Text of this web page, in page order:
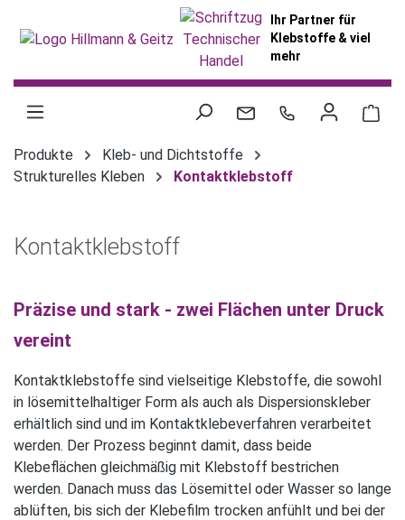
Ihr Partner für
Klebstoffe & viel
mehr
Produkte
Kleb- und Dichtstoffe
Strukturelles Kleben
Kontaktklebstoff
Kontaktklebstoff
Präzise und stark - zwei Flächen unter Druck
vereint
Kontaktklebstoffe sind vielseitige Klebstoffe, die sowohl
in lösemittelhaltiger Form als auch als Dispersionskleber
erhältlich sind und im Kontaktklebeverfahren verarbeitet
werden. Der Prozess beginnt damit, dass beide
Klebeflächen gleichmäßig mit Klebstoff bestrichen
werden. Danach muss das Lösemittel oder Wasser so lange
ablüften, bis sich der Klebefilm trocken anfühlt und bei der